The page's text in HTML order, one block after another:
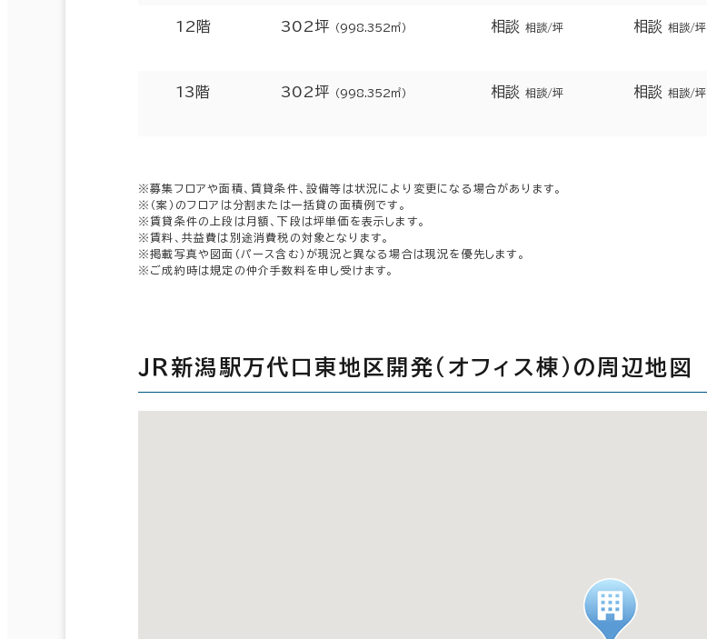
12階 302坪 （998.352㎡） 相談 相談/坪 相談 相談/坪
13階 302坪 （998.352㎡） 相談 相談/坪 相談 相談/坪
※募集フロアや面積、賃貸条件、設備等は状況により変更になる場合があります。
※（案）のフロアは分割または一括貸の面積例です。
※賃貸条件の上段は月額、下段は坪単価を表示します。
※賃料、共益費は別途消費税の対象となります。
※掲載写真や図面（パース含む）が現況と異なる場合は現況を優先します。
※ご成約時は規定の仲介手数料を申し受けます。
ＪＲ新潟駅万代口東地区開発（オフィス棟）の周辺地図